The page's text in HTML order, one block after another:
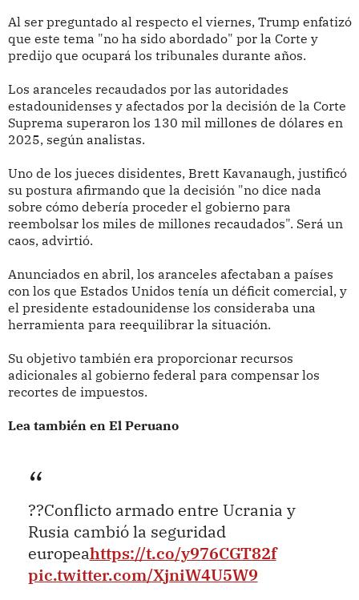
Al ser preguntado al respecto el viernes, Trump enfatizó
que este tema "no ha sido abordado" por la Corte y
predijo que ocupará los tribunales durante años.
Los aranceles recaudados por las autoridades
estadounidenses y afectados por la decisión de la Corte
Suprema superaron los 130 mil millones de dólares en
2025, según analistas.
Uno de los jueces disidentes, Brett Kavanaugh, justificó
su postura afirmando que la decisión "no dice nada
sobre cómo debería proceder el gobierno para
reembolsar los miles de millones recaudados". Será un
caos, advirtió.
Anunciados en abril, los aranceles afectaban a países
con los que Estados Unidos tenía un déficit comercial, y
el presidente estadounidense los consideraba una
herramienta para reequilibrar la situación.
Su objetivo también era proporcionar recursos
adicionales al gobierno federal para compensar los
recortes de impuestos.
Lea también en El Peruano
??Conflicto armado entre Ucrania y
Rusia cambió la seguridad
europeahttps://t.co/y976CGT82f
pic.twitter.com/XjniW4U5W9